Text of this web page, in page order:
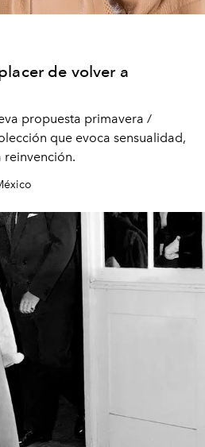
de volver a
propuesta primavera /
que evoca sensualidad,
reinvención.